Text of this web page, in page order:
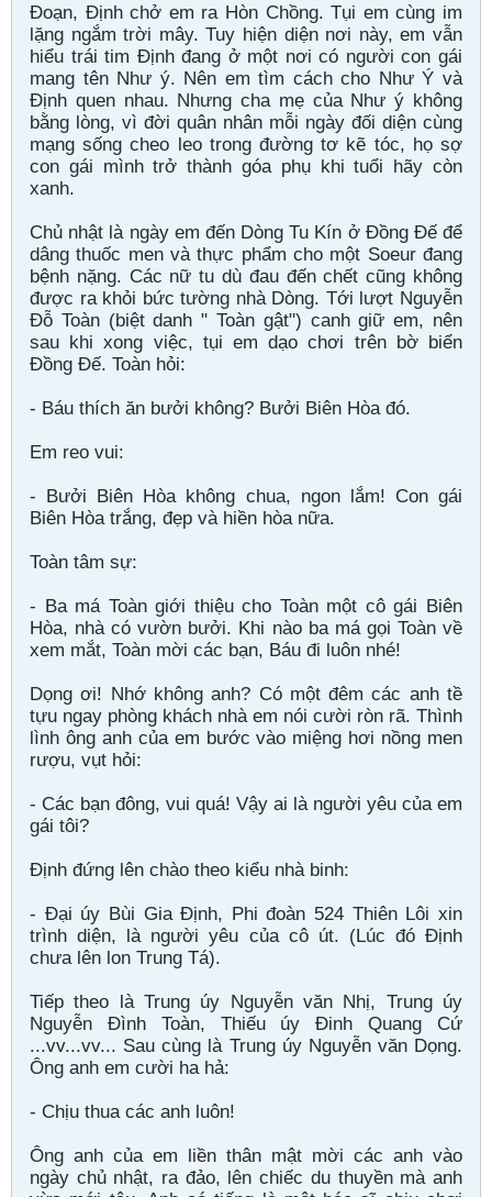
Đoạn, Định chở em ra Hòn Chồng. Tụi em cùng im
lặng ngắm trời mây. Tuy hiện diện nơi này, em vẫn
hiểu trái tim Định đang ở một nơi có người con gái
mang tên Như ý. Nên em tìm cách cho Như Ý và
Định quen nhau. Nhưng cha mẹ của Như ý không
bằng lòng, vì đời quân nhân mỗi ngày đối diện cùng
mạng sống cheo leo trong đường tơ kẽ tóc, họ sợ
con gái mình trở thành góa phụ khi tuổi hãy còn
xanh.
Chủ nhật là ngày em đến Dòng Tu Kín ở Đồng Đế để
dâng thuốc men và thực phẩm cho một Soeur đang
bệnh nặng. Các nữ tu dù đau đến chết cũng không
được ra khỏi bức tường nhà Dòng. Tới lượt Nguyễn
Đỗ Toàn (biệt danh " Toàn gật") canh giữ em, nên
sau khi xong việc, tụi em dạo chơi trên bờ biển
Đồng Đế. Toàn hỏi:
- Báu thích ăn bưởi không? Bưởi Biên Hòa đó.
Em reo vui:
- Bưởi Biên Hòa không chua, ngon lắm! Con gái
Biên Hòa trắng, đẹp và hiền hòa nữa.
Toàn tâm sự:
- Ba má Toàn giới thiệu cho Toàn một cô gái Biên
Hòa, nhà có vườn bưởi. Khi nào ba má gọi Toàn về
xem mắt, Toàn mời các bạn, Báu đi luôn nhé!
Dọng ơi! Nhớ không anh? Có một đêm các anh tề
tựu ngay phòng khách nhà em nói cười ròn rã. Thình
lình ông anh của em bước vào miệng hơi nồng men
rượu, vụt hỏi:
- Các bạn đông, vui quá! Vậy ai là người yêu của em
gái tôi?
Định đứng lên chào theo kiểu nhà binh:
- Đại úy Bùi Gia Định, Phi đoàn 524 Thiên Lôi xin
trình diện, là người yêu của cô út. (Lúc đó Định
chưa lên lon Trung Tá).
Tiếp theo là Trung úy Nguyễn văn Nhị, Trung úy
Nguyễn Đình Toàn, Thiếu úy Đinh Quang Cứ
...vv...vv... Sau cùng là Trung úy Nguyễn văn Dọng.
Ông anh em cười ha hả:
- Chịu thua các anh luôn!
Ông anh của em liền thân mật mời các anh vào
ngày chủ nhật, ra đảo, lên chiếc du thuyền mà anh